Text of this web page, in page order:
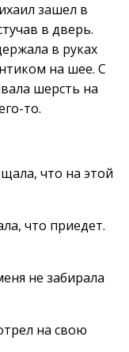
зашел в
в дверь.
в руках
на шее. С
шерсть на
то.
что на этой
что приедет.
не забирала
на свою